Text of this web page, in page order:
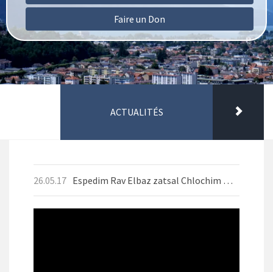
Faire un Don
ACTUALITÉS
26.05.17 Espedim Rav Elbaz zatsal Chlochim Mai 2026